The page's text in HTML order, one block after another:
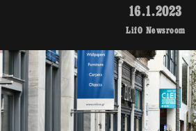
16.1.2023
LifO Newsroom